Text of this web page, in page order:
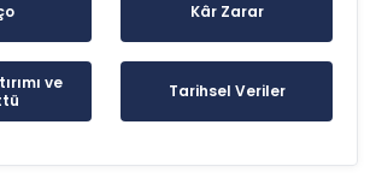
Kâr Zarar
ve
Tarihsel Veriler